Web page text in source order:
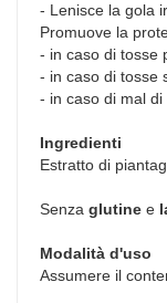
- Lenisce la gola
Promuove la
- in caso di tosse
- in caso di tosse
- in caso di mal di
Ingredienti
Estratto di
Senza glutine e
Modalità d'uso
Assumere il